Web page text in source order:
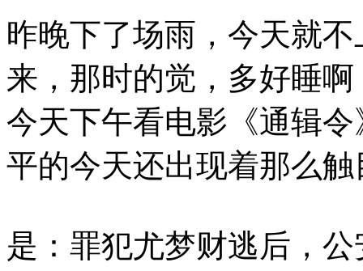
昨晚下了场雨，今天就
来，那时的觉，多好睡啊
今天下午看电影《通辑
平的今天还出现着那么
是：罪犯尤梦财逃后，